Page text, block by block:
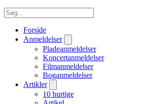
Forside
Anmeldelser
Pladeanmeldelser
Koncertanmeldelser
Filmanmeldelser
Boganmeldelser
Artikler
10 hurtige